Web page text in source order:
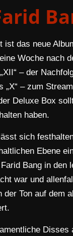
ist das neue
Woche nach
– der
„X“ – zum
Deluxe Box
haben.
sich
Ebene
Bang in den
war und
Ton auf dem
Disses